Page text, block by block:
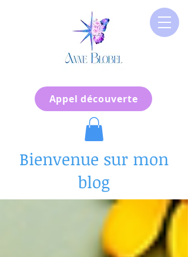
Appel découverte
Bienvenue sur mon
blog